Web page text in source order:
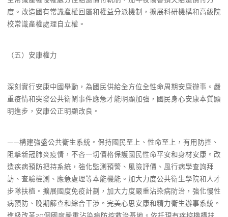
度。改造國有常識產權回屬和權益分派機制，擴展科研機構和高級院
校常識產權處理自立權。
（五）安康權力
深刻實行安康中國舉動，為國民供給全方位全性命周期安康辦事。嚴
重疫情和突發公共衛鬧事件應急才能明顯加強，國民身心安康本質顯
明進步，安康公正明顯改良。
——構建強盛公共衛生系統。保持國民至上、性命至上，有用防控、
阻擊新冠肺炎疫情，不吝一切價格保護國民性命平安和身材安康。改
造疾病預防把持系統，強化監測預警、風險評價、風行病學查詢拜
訪、查驗檢測、應急處理等本能機能。加大力度公共衛生學院和人才
步隊扶植。擴展國度免疫計劃，加大力度嚴重沾染病防治，強化慢性
病預防、晚期篩查和綜合干涉。完美心思安康和精力衛生辦事系統。